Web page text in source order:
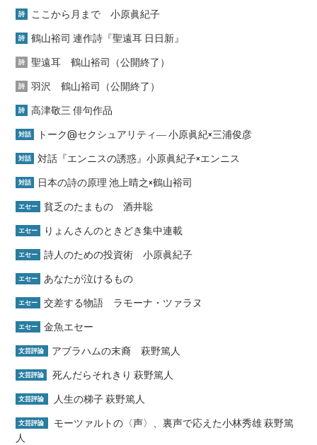
詩 ここから月まで 小原眞紀子
詩 鶴山裕司 連作詩『聖遠耳 日日新』
詩 聖遠耳 鶴山裕司（公開終了）
詩 羽沢 鶴山裕司（公開終了）
詩 高津敬三 俳句作品
対話 トーク@セクシュアリティ― 小原眞紀×三浦俊彦
対話 対話『エンニスの誘惑』小原眞紀子×エンニス
対話 日本の詩の原理 池上晴之×鶴山裕司
エセー 貧乏のたまもの 酒井聡
エセー りょんさんのときどき集中連載
エセー 詩人のための投資術 小原眞紀子
エセー あなたが泣けるもの
エセー 交差する物語 ラモーナ・ツァラヌ
エセー 金魚エセー
文芸評論 アブラハムの末裔 萩野篤人
文芸評論 死んだらそれきり 萩野篤人
文芸評論 人生の梯子 萩野篤人
文芸評論
モーツァルトの〈声〉、裏声で応えた小林秀雄 萩野篤
人